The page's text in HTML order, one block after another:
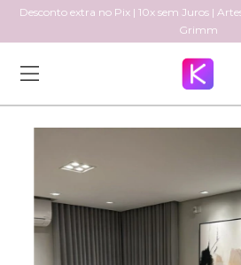
Desconto extra no Pix | 10x sem Juros |
Grimm